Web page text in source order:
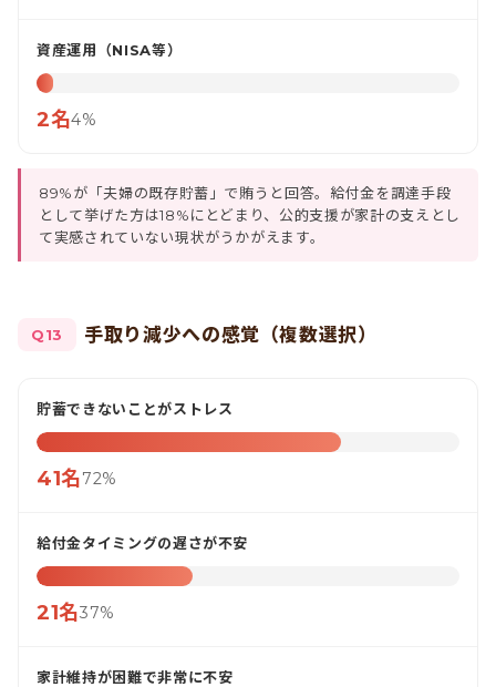
資産運用（NISA等）
2名4%
89%が「夫婦の既存貯蓄」で賄うと回答。給付金を調達手段
として挙げた方は18%にとどまり、公的支援が家計の支えとし
て実感されていない現状がうかがえます。
Q13 手取り減少への感覚（複数選択）
貯蓄できないことがストレス
41名72%
給付金タイミングの遅さが不安
21名37%
家計維持が困難で非常に不安